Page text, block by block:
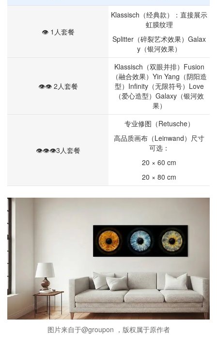
👁️ 1人套餐
Klassisch（经典款）：直接展示
虹膜纹理
Splitter（碎裂艺术效果） Galax
y（银河效果）
👁️👁️ 2人套餐
Klassisch（双眼并排） Fusion
（融合效果） Yin Yang（阴阳造
型） Infinity（无限符号） Love
（爱心造型） Galaxy（银河效
果）
👁️👁️👁️3人套餐
专业修图（Retusche）
高品质画布（Leinwand） 尺寸
可选：
20 × 60 cm
20 × 80 cm
图片来自于@groupon ，版权属于原作者